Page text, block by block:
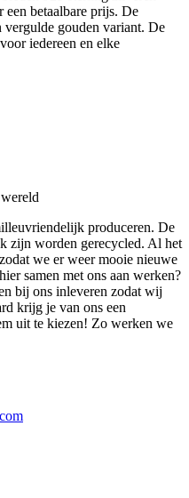
betaalbare prijs. De
gouden variant. De
iedereen en elke
produceren. De
zijn worden gerecycled. Al het
we er weer mooie nieuwe
samen met ons aan werken?
bij ons inleveren zodat wij
krijg je van ons een
uit te kiezen! Zo werken we